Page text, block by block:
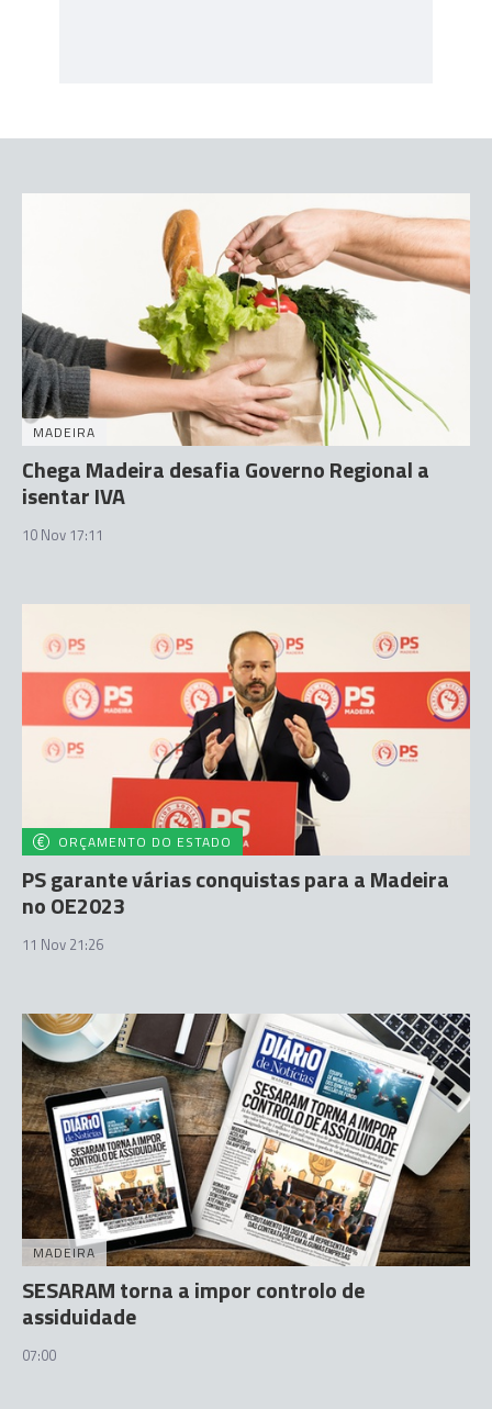
MADEIRA
Chega Madeira desafia Governo Regional a
isentar IVA
10 Nov 17:11
ORÇAMENTO DO ESTADO
PS garante várias conquistas para a Madeira
no OE2023
11 Nov 21:26
MADEIRA
SESARAM torna a impor controlo de
assiduidade
07:00